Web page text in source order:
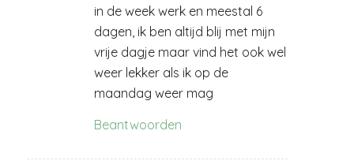
in de week werk en meestal 6
dagen, ik ben altijd blij met mijn
vrije dagje maar vind het ook wel
weer lekker als ik op de
maandag weer mag
Beantwoorden